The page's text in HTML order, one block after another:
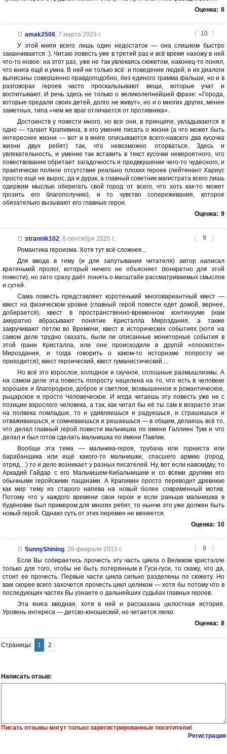
Оценка: 8
[ 10 ]
amak2508, 7 марта 2023 г.
У этой книги всего лишь один недостаток — она слишком быстро
заканчивается :). Читаю повесть уже в третий раз и всё время нахожу в ней
что-то новое: на этот раз, уже не так увлекаясь сюжетом, наконец-то понял,
что книга ещё и умна. В ней не только всё: и поведение людей, и их диалоги
выписаны совершенно правдоподобно, без единого грамма фальши, но и в
разговорах героев часто проскальзывают вещи, которые учат и
воспитывают. И речь здесь не только о великолепнейшей фразе: «Города,
которые предали своих детей, долго не живут», но и о многих других, менее
заметных, типа «чем же враг отличается от противника».
Достоинств у повести много, но все они, в принципе, укладываются в
одно — талант Крапивина, в его умение писать о жизни (а что может быть
интереснее жизни — вот и в книге описываются всего-навсего два кусочка
жизни двух ребят) так, что невозможно оторваться. Здесь и
увлекательность, и умение так вставить в текст кусочки невероятного, что
повествование обретает загадочность и предвкушение чего-то чудесного, и
практически полное отсутствие реально плохих героев (лейтенант Хариус
просто ещё не вырос, да и дурак, а главный советник магистрата всего лишь
одержим мыслью оберегать свой город от всего, что хоть как-то может
грозить его благополучию), и то чувство сопереживания, которое
обязательно вызывают его главные герои.
Оценка: 9
[ 9 ]
strannik102, 6 сентября 2020 г.
Романтика героизма. Хотя тут всё сложнее...
Для ввода в тему (и для запутывания читателя) автор написал
кратенький пролог, который ничего не объясняет (конкретно для этой
повести), но зато сразу даёт понять о масштабе рассматриваемых смыслов
и сутей.
Сама повесть представляет коротенький многовариантный квест —
квест на физическом уровне (главный герой повести едет домой, вернее,
добирается), квест в пространственно-временном континууме (нам
аккуратно вбрасывают понятие Кристалла Мироздания, а также
закручивают петлю во Времени, квест в исторических событиях (хотя на
самом деле трудно сказать, были ли описанные мониторные события в
этой грани Кристалла, или они происходили в другой «плоскости»
Мироздания, и тогда говорить о каком-то историзме попросту не
приходится), квест героический, квест гуманистический…
Но всё это взрослое, холодное и скучное, сплошные размышлизмы. А
на самом деле эта повесть попросту нацелена на то, что есть в человеке
хорошее и благородное, доброе и светлое, возвышенное и романтическое,
рыцарское и просто Человеческое. И когда читаешь эту повесть уже не с
позиции взрослого человека, а так, как читал бы её ты сам в возрасте этак
на полвека помладше, то и удивляешься и радуешься, и страшишься и
отваживаешься, и сомневаешься и решаешься — в общем, делаешь всё то,
что делал главный герой повести мальчишка по имени Галлиен Тукк и что
делал и был готов сделать мальчишка по имени Павлик.
Вообще эта тема — мальчика-героя, трубача или горниста или
барабанщика или ещё какого-то мальчишки, спасшего армию (город,
отряд…) то и дело возникает у разных писателей. Ну, вот если навскидку, то
Аркадий Гайдар с его Мальчишем-Кибальчишем и со всеми другими его
обычными геройскими пацанами. А Крапивин просто переводит древнюю
как мир тему из старого напева на новый более современный мотив.
Потому что у каждого времени свои герои и если раньше мальчишка в
будёновке был примером для многих ребят, то нынче это уже должен быть
новый герой. Однако суть от этих перемен не меняется.
Оценка: 10
[ 9 ]
SunnyShining, 28 февраля 2015 г.
Если Вы собираетесь прочесть эту часть цикла о Великом кристалле
только для того, чтобы не быть потерянным в Гуси-гуси, то скажу, что да,
стоит ее прочесть. Первые части цикла сильно разделены по сюжету. Но
вам скорее всего захочется прочесть цикл целиком — хотя бы потому что в
последующих частях Вы узнаете о дальнейших судьбах главных героев.
Эта книга вводная, хотя в ней и рассказана целостная история.
Уровень интереса — детско-юношеский, но читается легко.
Оценка: 8
Страницы: 1 2
Написать отзыв:
Писать отзывы могут только зарегистрированные посетители!
Регистрация